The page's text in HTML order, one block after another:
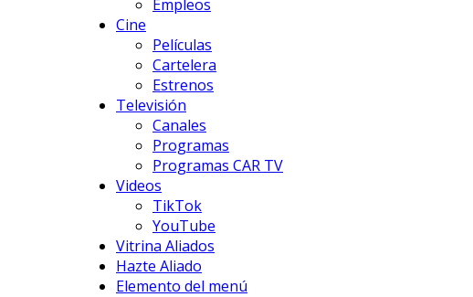
Empleos
Cine
Películas
Cartelera
Estrenos
Televisión
Canales
Programas
Programas CAR TV
Videos
TikTok
YouTube
Vitrina Aliados
Hazte Aliado
Elemento del menú